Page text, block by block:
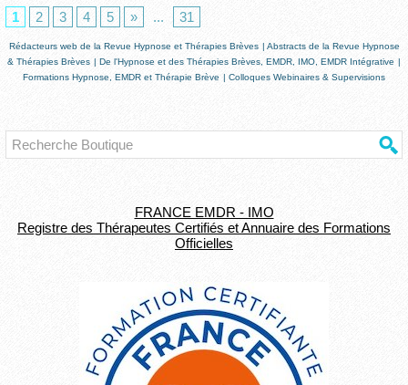
FRANCE EMDR - IMO
Registre des Thérapeutes Certifiés et Annuaire des Formations
Officielles
1
2 3 4 5 » ... 31
Rédacteurs web de la Revue Hypnose et Thérapies Brèves | Abstracts de la Revue Hypnose
& Thérapies Brèves | De l'Hypnose et des Thérapies Brèves, EMDR, IMO, EMDR Intégrative |
Formations Hypnose, EMDR et Thérapie Brève | Colloques Webinaires & Supervisions